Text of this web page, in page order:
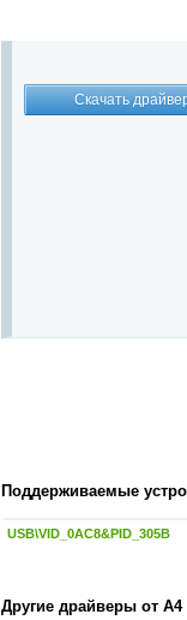
Поддерживаемые
USB\VID_0AC8&PID_305B
Другие драйверы от A4